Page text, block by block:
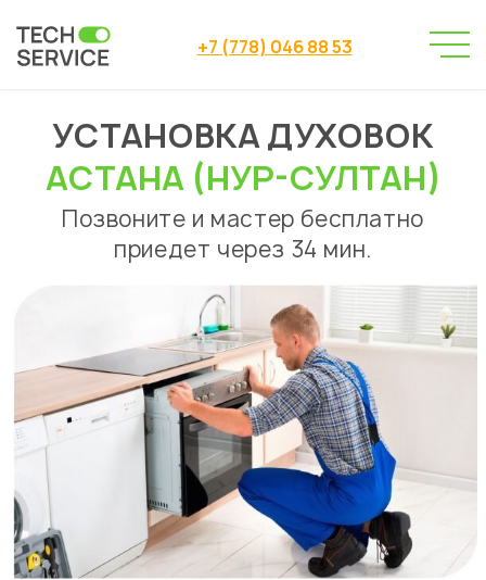
+7 (778) 046 88 53
Сервисный центр
→
Сервисный центр Астана
→
Ремонт духовок
→ Установка духовок
УСТАНОВКА ДУХОВОК
АСТАНА (НУР-СУЛТАН)
Позвоните и мастер бесплатно
приедет через 34 мин.